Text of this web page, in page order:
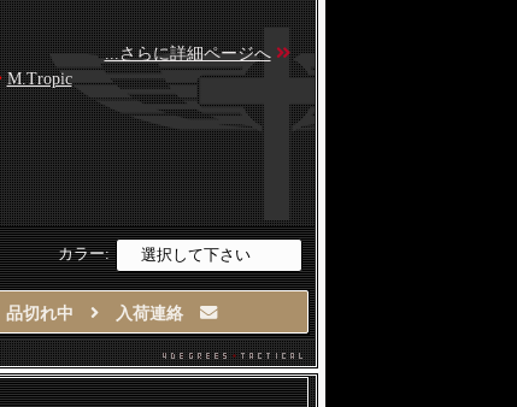
...さらに詳細ページへ
M.Tropic
カラー:
品切れ中 入荷連絡